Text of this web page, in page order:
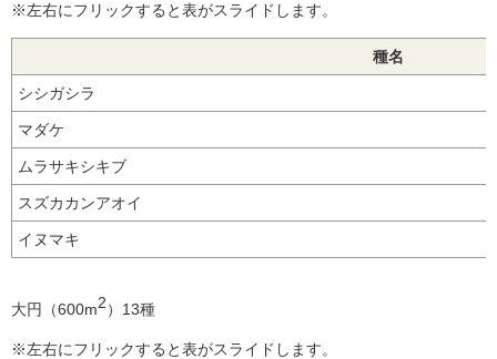
※左右にフリックすると表がスライドします。
種名
シシガシラ
マダケ
ムラサキシキブ
スズカカンアオイ
イヌマキ
大円（600m2）13種
※左右にフリックすると表がスライドします。